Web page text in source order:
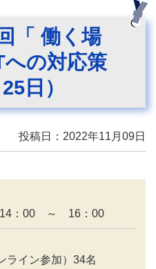
「 働く場
の対応策
日）
投稿日：2022年11月09日
：00 ～ 16：00
ライン参加）34名